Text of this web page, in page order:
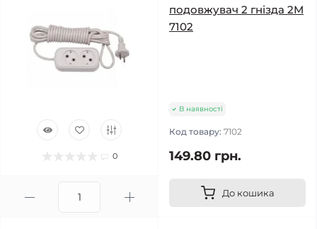
0
подовжувач 2 гнізда 2М
7102
В наявності
Код товару: 7102
149.80 грн.
До кошика